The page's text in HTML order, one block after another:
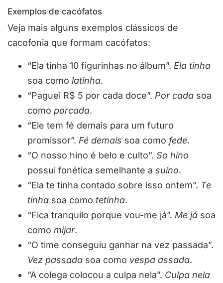
Exemplos de cacófatos
Veja mais alguns exemplos clássicos de
cacofonia que formam cacófatos:
“Ela tinha 10 figurinhas no álbum”. Ela tinha
soa como latinha.
“Paguei R$ 5 por cada doce”. Por cada soa
como porcada.
“Ele tem fé demais para um futuro
promissor”. Fé demais soa como fede.
“O nosso hino é belo e culto”. So hino
possui fonética semelhante a suíno.
“Ela te tinha contado sobre isso ontem”. Te
tinha soa como tetinha.
“Fica tranquilo porque vou-me já”. Me já soa
como mijar.
“O time conseguiu ganhar na vez passada”.
Vez passada soa como vespa assada.
“A colega colocou a culpa nela”. Culpa nela